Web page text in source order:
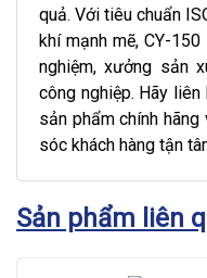
quả. Với tiêu chuẩn
khí mạnh mẽ, CY-
nghiệm, xưởng sản
công nghiệp. Hãy liên
sản phẩm chính
sóc khách hàng tận